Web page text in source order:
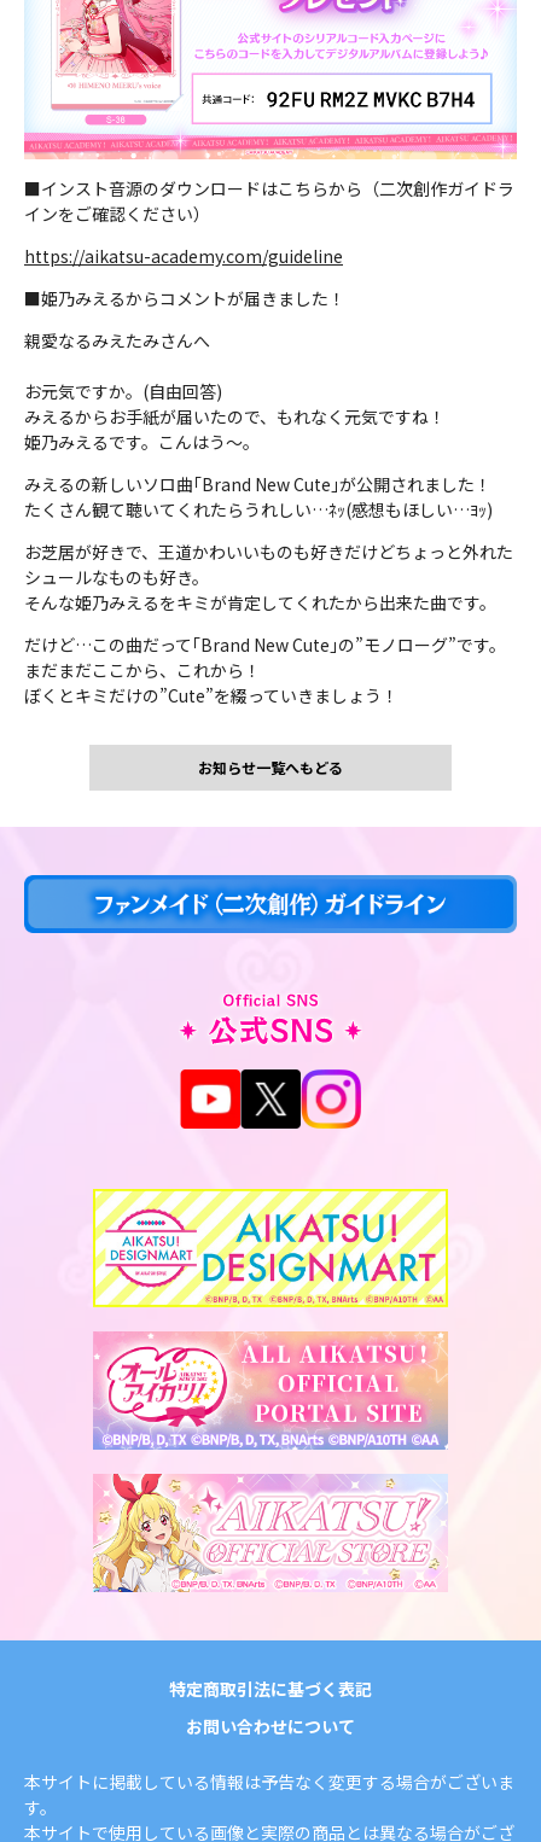
■インスト音源のダウンロードはこちらから（二次創作ガイドラ
インをご確認ください）
https://aikatsu-academy.com/guideline
■姫乃みえるからコメントが届きました！
親愛なるみえたみさんへ
お元気ですか。(自由回答)
みえるからお手紙が届いたので、もれなく元気ですね！
姫乃みえるです。こんはう～。
みえるの新しいソロ曲｢Brand New Cute｣が公開されました！
たくさん観て聴いてくれたらうれしい…ﾈｯ(感想もほしい…ﾖｯ)
お芝居が好きで、王道かわいいものも好きだけどちょっと外れた
シュールなものも好き。
そんな姫乃みえるをキミが肯定してくれたから出来た曲です。
だけど…この曲だって｢Brand New Cute｣の”モノローグ”です。
まだまだここから、これから！
ぼくとキミだけの”Cute”を綴っていきましょう！
お知らせ一覧へもどる
特定商取引法に基づく表記
お問い合わせについて
本サイトに掲載している情報は予告なく変更する場合がございま
す。
本サイトで使用している画像と実際の商品とは異なる場合がござ